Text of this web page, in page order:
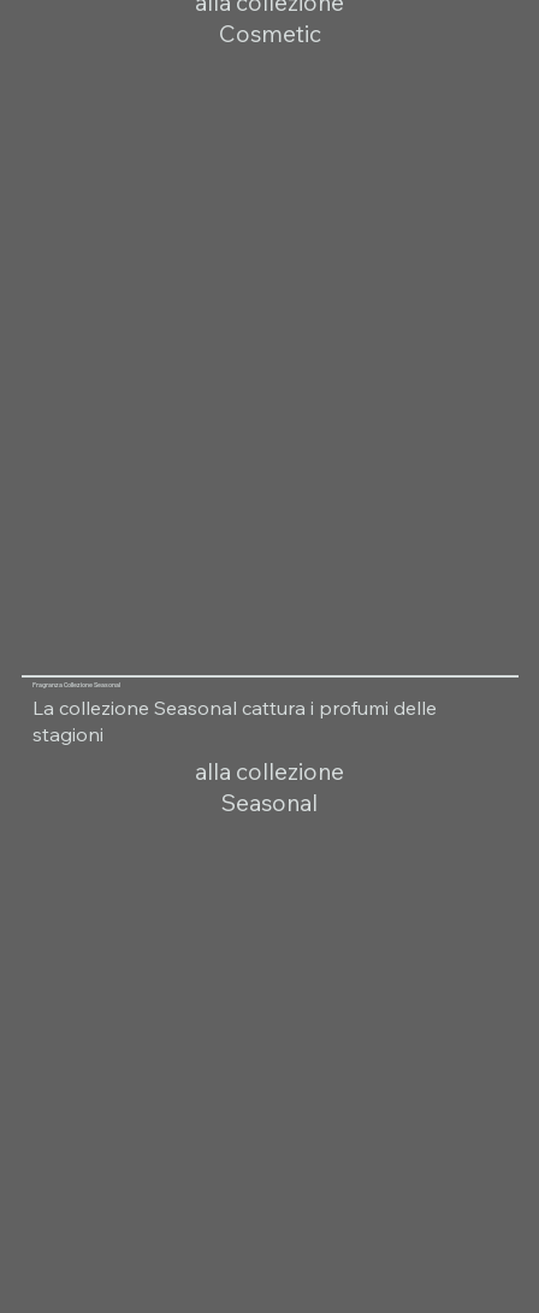
Cosmetic
Fragranza Collezione Seasonal
La collezione Seasonal cattura i profumi delle
stagioni
alla collezione
Seasonal